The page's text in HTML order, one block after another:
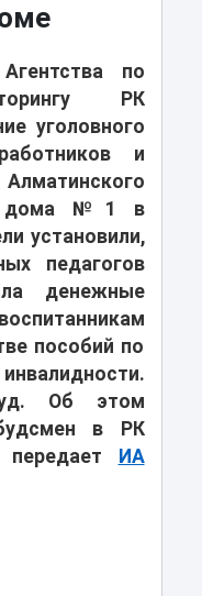
по
РК
уголовного
и
дома №1 в
установили,
педагогов
денежные
пособий по
Об этом
в РК
ИА